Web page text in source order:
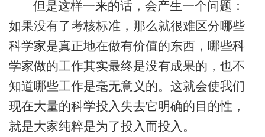
但是这样一来的话，会产生一个问题：
如果没有了考核标准，那么就很难区分哪些
科学家是真正地在做有价值的东西，哪些科
学家做的工作其实最终是没有成果的，也不
知道哪些工作是毫无意义的。这就会使我们
现在大量的科学投入失去它明确的目的性，
就是大家纯粹是为了投入而投入。